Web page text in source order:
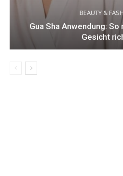
BEAUTY &
Gua Sha Anwendung:
Gesicht